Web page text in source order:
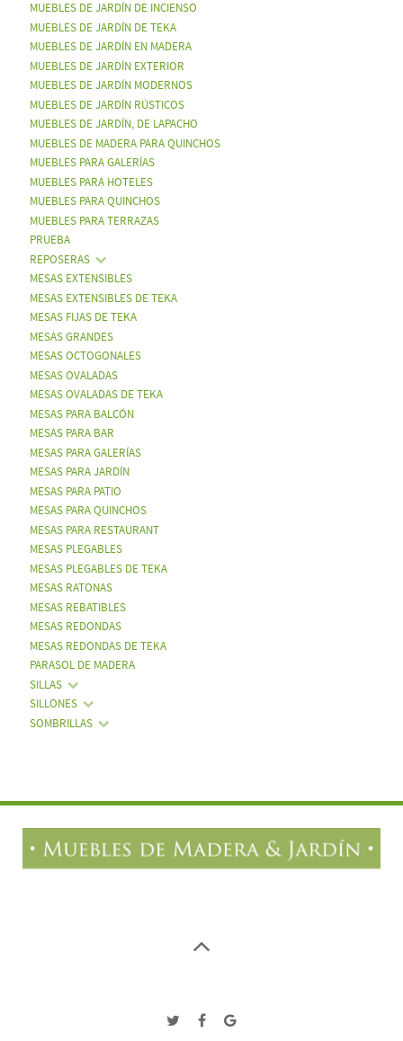
MUEBLES DE JARDÍN DE INCIENSO
MUEBLES DE JARDÍN DE TEKA
MUEBLES DE JARDÍN EN MADERA
MUEBLES DE JARDÍN EXTERIOR
MUEBLES DE JARDÍN MODERNOS
MUEBLES DE JARDÍN RÚSTICOS
MUEBLES DE JARDÍN, DE LAPACHO
MUEBLES DE MADERA PARA QUINCHOS
MUEBLES PARA GALERÍAS
MUEBLES PARA HOTELES
MUEBLES PARA QUINCHOS
MUEBLES PARA TERRAZAS
PRUEBA
REPOSERAS
MESAS EXTENSIBLES
MESAS EXTENSIBLES DE TEKA
MESAS FIJAS DE TEKA
MESAS GRANDES
MESAS OCTOGONALES
MESAS OVALADAS
MESAS OVALADAS DE TEKA
MESAS PARA BALCÓN
MESAS PARA BAR
MESAS PARA GALERÍAS
MESAS PARA JARDÍN
MESAS PARA PATIO
MESAS PARA QUINCHOS
MESAS PARA RESTAURANT
MESAS PLEGABLES
MESAS PLEGABLES DE TEKA
MESAS RATONAS
MESAS REBATIBLES
MESAS REDONDAS
MESAS REDONDAS DE TEKA
PARASOL DE MADERA
SILLAS
SILLONES
SOMBRILLAS